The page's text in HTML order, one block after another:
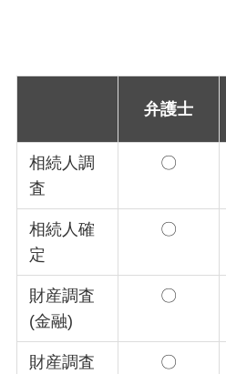
弁護士
相続人調
査
〇
相続人確
定
〇
財産調査
(金融)
〇
財産調査
〇